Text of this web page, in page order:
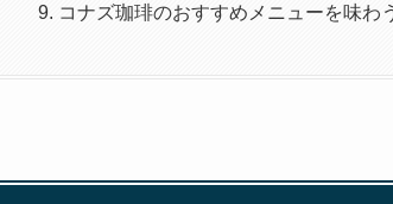
コナズ珈琲のおすすめメニューを味わ